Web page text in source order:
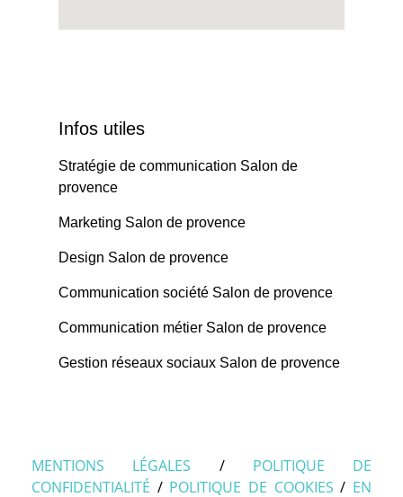
Infos utiles
Stratégie de communication Salon de
provence
Marketing Salon de provence
Design Salon de provence
Communication société Salon de provence
Communication métier Salon de provence
Gestion réseaux sociaux Salon de provence
MENTIONS LÉGALES / POLITIQUE DE
CONFIDENTIALITÉ / POLITIQUE DE COOKIES / EN